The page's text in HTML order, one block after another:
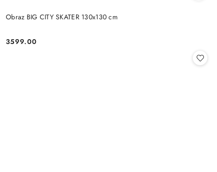
Obraz BIG CITY SKATER 130x130 cm
Cena:
3599.00